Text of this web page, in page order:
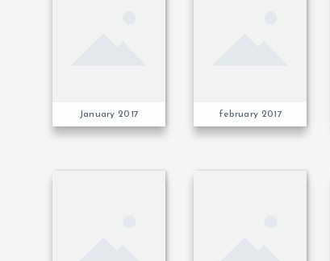
January 2017 february 2017